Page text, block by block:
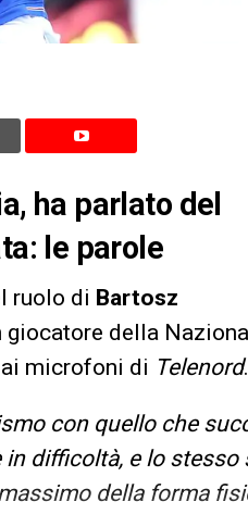
ha parlato del
le parole
ruolo di Bartosz
giocatore della
microfoni di Telenord.
con quello che
in difficoltà, e lo stesso
della forma